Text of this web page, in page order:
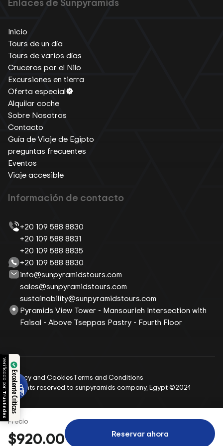
Precio
$920.00 Reservar ahora
Inicio
Tours de un día
Tours de varios días
Cruceros por el Nilo
Excursiones en tierra
Oferta especial
Alquilar coche
Sobre Nosotros
Contacto
Guía de Viaje de Egipto
preguntas frecuentes
Eventos
Viaje accesible
Información de contacto
+20 109 588 8830
+20 109 588 8831
+20 109 588 8835
+20 109 588 8830
info@sunpyramidstours.com
sales@sunpyramidstours.com
sustainability@sunpyramidstours.com
Pyramids View Tower - Mansourieh Intersection with
Faisal - Above Tseppas Pastry - Fourth Floor
All rights reserved to sunpyramids company, Egypt ©2024
Privacy and CookiesTerms and Conditions
Excelente Críticas